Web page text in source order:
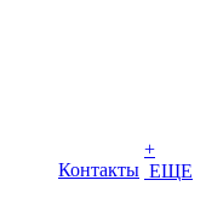
Контакты
+
ЕЩЕ